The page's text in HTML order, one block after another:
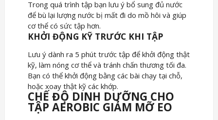
Trong quá trình tập bạn lưu ý bổ sung đủ nước
để bù lại lượng nước bị mất đi do mồ hôi và giúp
cơ thể có sức tập hơn.
KHỞI ĐỘNG KỸ TRƯỚC KHI TẬP
Lưu ý dành ra 5 phút trước tập để khởi động thật
kỹ, làm nóng cơ thể và tránh chấn thương tối đa.
Bạn có thể khởi động bằng các bài chạy tại chỗ,
hoặc xoay thật kỹ các khớp.
CHẾ ĐỘ DINH DƯỠNG CHO
TẬP AEROBIC GIẢM MỠ EO